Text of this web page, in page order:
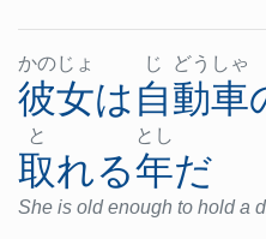
かのじょ
彼女は
じ どう しゃ
自動車
と
取れる
とし
年だ
She is old enough to hold a